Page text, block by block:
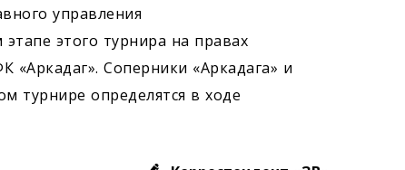
управления
этого турнира на правах
«Аркадаг». Соперники «Аркадага» и
турнире определятся в ходе